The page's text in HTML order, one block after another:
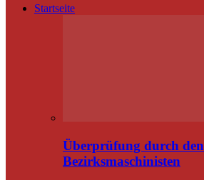
Startseite
Überprüfung durch den
Bezirksmaschinisten